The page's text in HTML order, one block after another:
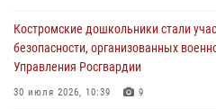
27 июля 2026, 07:11
Костромские дошкольники стали
безопасности, организованных
Управления Росгвардии
30 июля 2026, 10:39 9